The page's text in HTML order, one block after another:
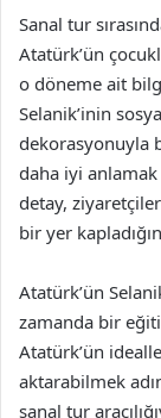
Sanal tur
Atatürk’ün
o döneme ait
Selanik’inin
dekorasyonuyla
daha iyi
detay,
bir yer
Atatürk’ün
zamanda bir
Atatürk’ün
aktarabilmek
sanal tur